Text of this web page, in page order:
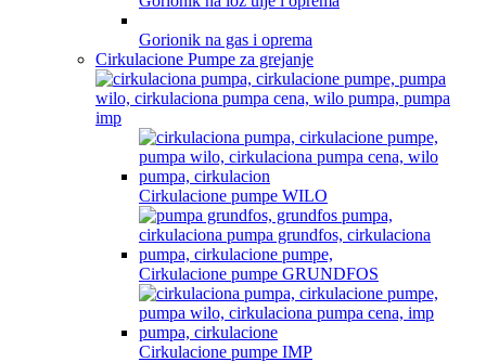
Gorionik na gas i oprema
Cirkulacione Pumpe za grejanje
Cirkulacione pumpe WILO
Cirkulacione pumpe GRUNDFOS
Cirkulacione pumpe IMP